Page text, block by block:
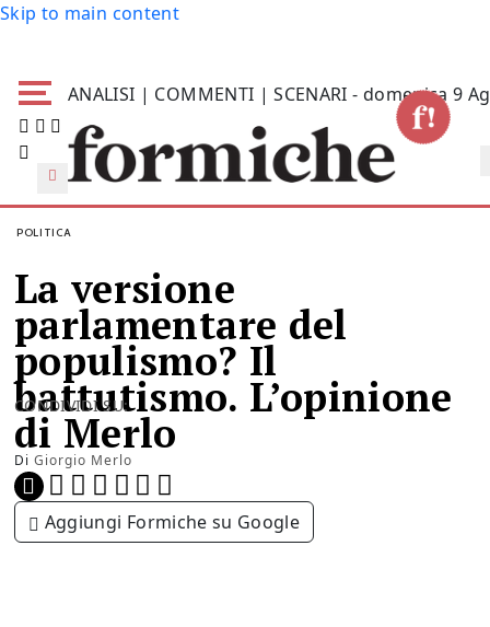
Skip to main content
ANALISI | COMMENTI | SCENARI - domenica 9
POLITICA
La versione
parlamentare del
populismo? Il
battutismo. L’opinione
di Merlo
Di Giorgio Merlo
CONDIVIDI SU:
Aggiungi Formiche su Google